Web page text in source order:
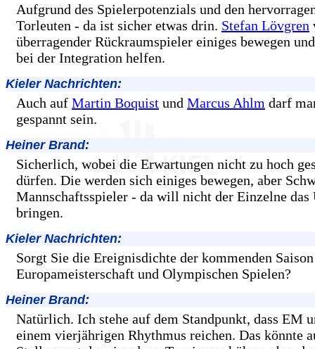
Aufgrund des Spielerpotenzials und den
Torleuten - da ist sicher etwas drin. Stefan Lövgren
überragender Rückraumspieler einiges bewegen
bei der Integration helfen.
Kieler Nachrichten:
Auch auf Martin Boquist und Marcus Ahlm darf
gespannt sein.
Heiner Brand:
Sicherlich, wobei die Erwartungen nicht zu hoch
dürfen. Die werden sich einiges bewegen, aber
Mannschaftsspieler - da will nicht der Einzelne das
bringen.
Kieler Nachrichten:
Sorgt Sie die Ereignisdichte der kommenden
Europameisterschaft und Olympischen Spielen?
Heiner Brand:
Natürlich. Ich stehe auf dem Standpunkt, dass EM
einem vierjährigen Rhythmus reichen. Das könnte